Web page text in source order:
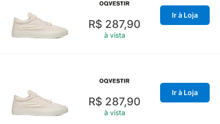
R$ 287,90
à vista
Ir à Loja
R$ 287,90
à vista
Ir à Loja